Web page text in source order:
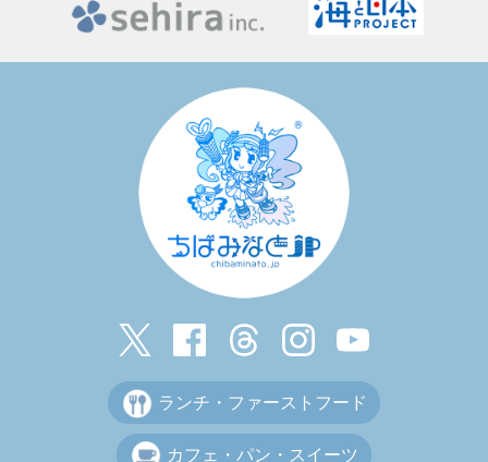
ランチ・ファーストフード
カフェ・パン・スイーツ